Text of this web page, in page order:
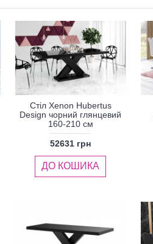
Стіл Xenon Hubertus
Design чорний глянцевий
160-210 см
52631 грн
ДО КОШИКА